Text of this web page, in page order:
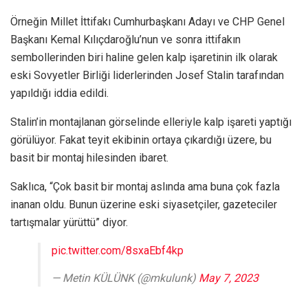
Örneğin Millet İttifakı Cumhurbaşkanı Adayı ve CHP Genel
Başkanı Kemal Kılıçdaroğlu’nun ve sonra ittifakın
sembollerinden biri haline gelen kalp işaretinin ilk olarak
eski Sovyetler Birliği liderlerinden Josef Stalin tarafından
yapıldığı iddia edildi.
Stalin’in montajlanan görselinde elleriyle kalp işareti yaptığı
görülüyor. Fakat teyit ekibinin ortaya çıkardığı üzere, bu
basit bir montaj hilesinden ibaret.
Saklıca, “Çok basit bir montaj aslında ama buna çok fazla
inanan oldu. Bunun üzerine eski siyasetçiler, gazeteciler
tartışmalar yürüttü” diyor.
pic.twitter.com/8sxaEbf4kp
— Metin KÜLÜNK (@mkulunk) May 7, 2023